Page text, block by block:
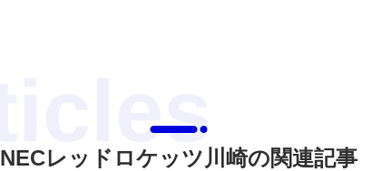
NECレッドロケッツ川崎の関連記事